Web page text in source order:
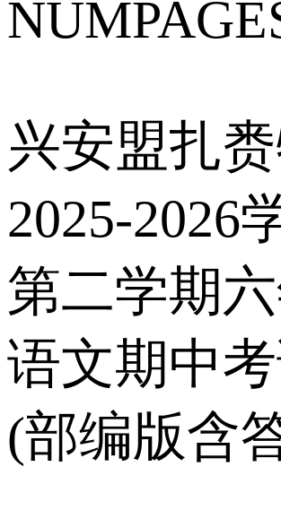
兴安盟扎
2025-2026
第二学期
语文期中
(部编版含